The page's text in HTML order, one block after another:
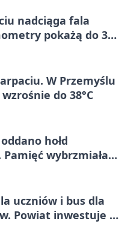
nadciąga fala
pokażą do 36
W Przemyślu
do 38°C
hołd
wybrzmiała
uczniów i bus dla
Powiat inwestuje w